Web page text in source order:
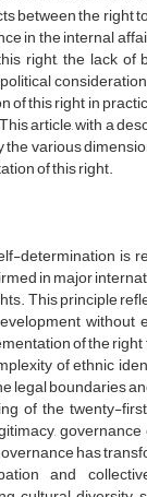
between the right
in the internal
right, the lack of
of this right in
article, with a
the various
of this right.
determination is
in major
This principle
without
of the
of ethnic
legal boundaries
of the twenty-
has
and